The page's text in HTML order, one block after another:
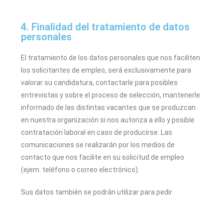
4. Finalidad del tratamiento de datos
personales
El tratamiento de los datos personales que nos faciliten
los solicitantes de empleo, será exclusivamente para
valorar su candidatura, contactarle para posibles
entrevistas y sobre el proceso de selección, mantenerle
informado de las distintas vacantes que se produzcan
en nuestra organización si nos autoriza a ello y posible
contratación laboral en caso de producirse. Las
comunicaciones se realizarán por los medios de
contacto que nos facilite en su solicitud de empleo
(ejem. teléfono o correo electrónico).
Sus datos también se podrán utilizar para pedir